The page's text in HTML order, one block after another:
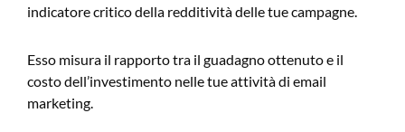
indicatore critico della redditività delle tue campagne.
Esso misura il rapporto tra il guadagno ottenuto e il
costo dell’investimento nelle tue attività di email
marketing.